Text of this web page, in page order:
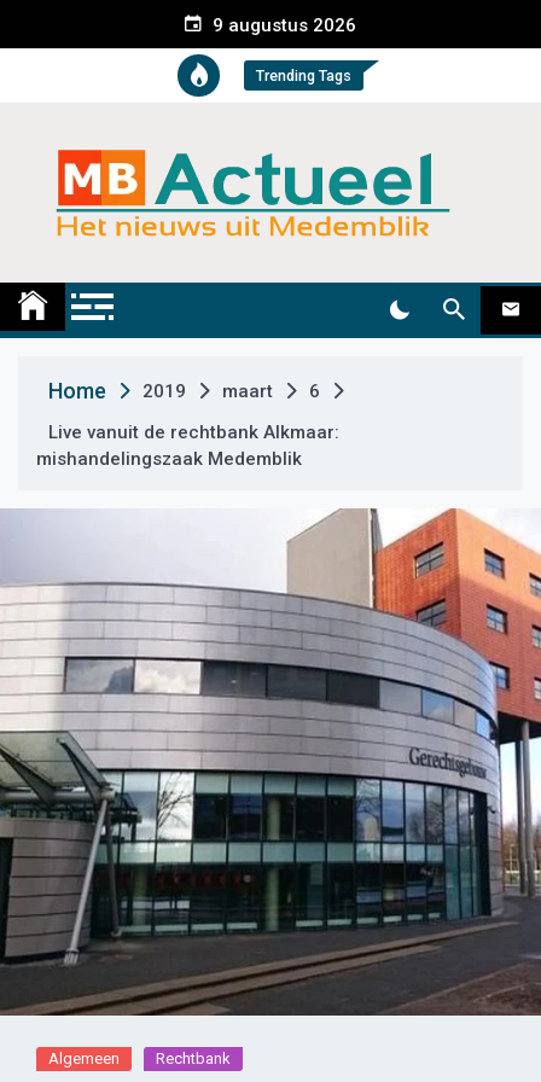
e
t
9 augustus 2026
Trending Tags
Medemblik Actueel
Home 2019 maart
6
Live vanuit de rechtbank Alkmaar:
mishandelingszaak Medemblik
Algemeen Rechtbank